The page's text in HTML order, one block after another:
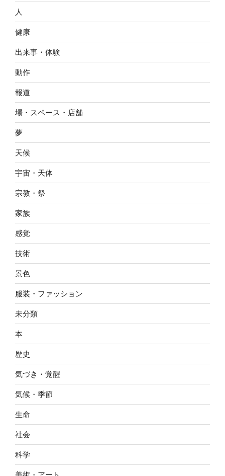
人
健康
出来事・体験
動作
報道
場・スペース・店舗
夢
天候
宇宙・天体
宗教・祭
家族
感覚
技術
景色
服装・ファッション
未分類
本
歴史
気づき・覚醒
気候・季節
生命
社会
科学